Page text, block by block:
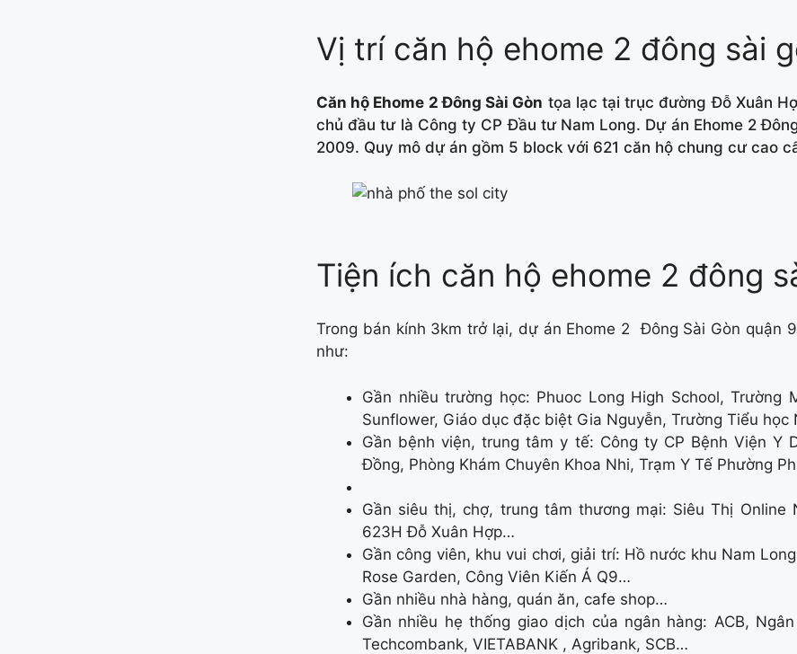
Vị trí căn hộ ehome 2 đông sài
Căn hộ Ehome 2 Đông Sài Gòn tọa lạc tại trục đường Đỗ Xuân
chủ đầu tư là Công ty CP Đầu tư Nam Long. Dự án Ehome 2
2009. Quy mô dự án gồm 5 block với 621 căn hộ chung cư cao
Tiện ích căn hộ ehome 2 đông
Trong bán kính 3km trở lại, dự án Ehome 2 Đông Sài Gòn quận
như:
Gần nhiều trường học: Phuoc Long High School,
Sunflower, Giáo dục đặc biệt Gia Nguyễn, Trường Tiểu học
Gần bệnh viện, trung tâm y tế: Công ty CP Bệnh Viện Y
Đồng, Phòng Khám Chuyên Khoa Nhi, Trạm Y Tế Phường
Gần siêu thị, chợ, trung tâm thương mại: Siêu Thị
623H Đỗ Xuân Hợp…
Gần công viên, khu vui chơi, giải trí: Hồ nước khu Nam
Rose Garden, Công Viên Kiến Á Q9…
Gần nhiều nhà hàng, quán ăn, cafe shop…
Gần nhiều hẹ thống giao dịch của ngân hàng: ACB,
Techcombank, VIETABANK , Agribank, SCB…